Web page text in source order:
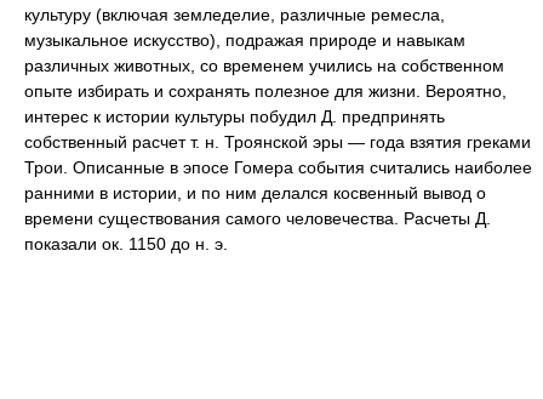
культуру (включая земледелие, различные ремесла,
музыкальное искусство), подражая природе и навыкам
различных животных, со временем учились на собственном
опыте избирать и сохранять полезное для жизни. Вероятно,
интерес к истории культуры побудил Д. предпринять
собственный расчет т. н. Троянской эры — года взятия греками
Трои. Описанные в эпосе Гомера события считались наиболее
ранними в истории, и по ним делался косвенный вывод о
времени существования самого человечества. Расчеты Д.
показали ок. 1150 до н. э.